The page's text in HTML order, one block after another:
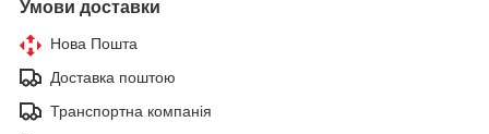
Умови доставки
Нова Пошта
Доставка поштою
Транспортна компанія